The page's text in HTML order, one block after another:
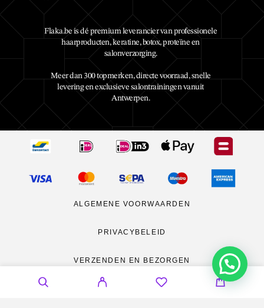
Flaka.be is dé premium leverancier van professionele
haarproducten, keratine, botox, proteïne en
salonverzorging.
Meer dan 300 topmerken, directe voorraad, snelle
levering en exclusieve salontrainingen vanuit
Antwerpen.
ALGEMENE VOORWAARDEN
PRIVACYBELEID
VERZENDEN EN BEZORGEN
RETOURNEREN CONTACT